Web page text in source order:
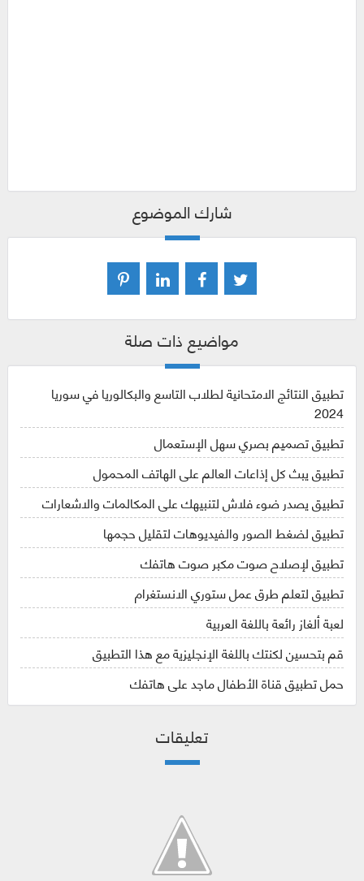
شارك الموضوع
مواضيع ذات صلة
تطبيق النتائج الامتحانية لطلاب التاسع والبكالوريا في سوريا
2024
تطبيق تصميم بصري سهل الإستعمال
تطبيق يبث كل إذاعات العالم على الهاتف المحمول
تطبيق يصدر ضوء فلاش لتنبيهك على المكالمات والاشعارات
تطبيق لضغط الصور والفيديوهات لتقليل حجمها
تطبيق لإصلاح صوت مكبر صوت هاتفك
تطبيق لتعلم طرق عمل ستوري الانستغرام
لعبة ألغاز رائعة باللغة العربية
قم بتحسين لكنتك باللغة الإنجليزية مع هذا التطبيق
حمل تطبيق قناة الأطفال ماجد على هاتفك
تعليقات